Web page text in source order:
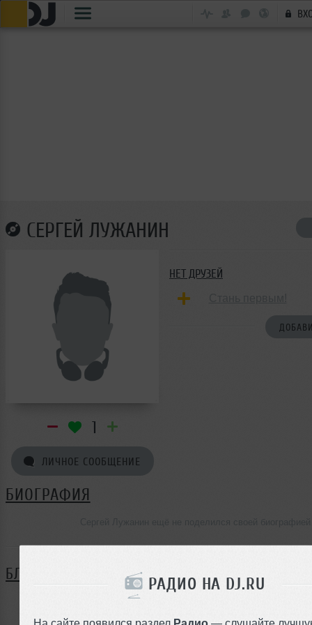
РАДИО НА DJ.RU
На сайте появился раздел Радио — слушайте
СЕРГЕЙ ЛУЖАНИН
1
ЛИЧНОЕ СООБЩЕНИЕ
НЕТ ДРУЗЕЙ
БИОГРАФИЯ
БЛОГ